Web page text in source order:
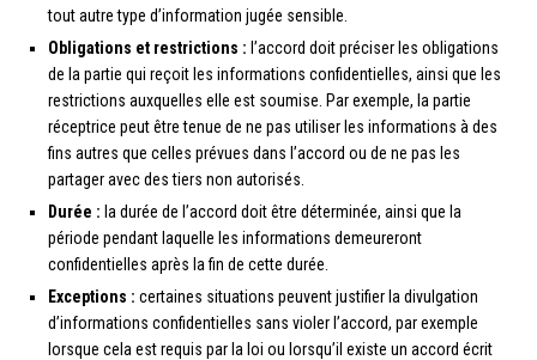
tout autre type d’information jugée sensible.
Obligations et restrictions : l’accord doit préciser les obligations
de la partie qui reçoit les informations confidentielles, ainsi que les
restrictions auxquelles elle est soumise. Par exemple, la partie
réceptrice peut être tenue de ne pas utiliser les informations à des
fins autres que celles prévues dans l’accord ou de ne pas les
partager avec des tiers non autorisés.
Durée : la durée de l’accord doit être déterminée, ainsi que la
période pendant laquelle les informations demeureront
confidentielles après la fin de cette durée.
Exceptions : certaines situations peuvent justifier la divulgation
d’informations confidentielles sans violer l’accord, par exemple
lorsque cela est requis par la loi ou lorsqu’il existe un accord écrit